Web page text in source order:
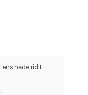
ens hade ridit